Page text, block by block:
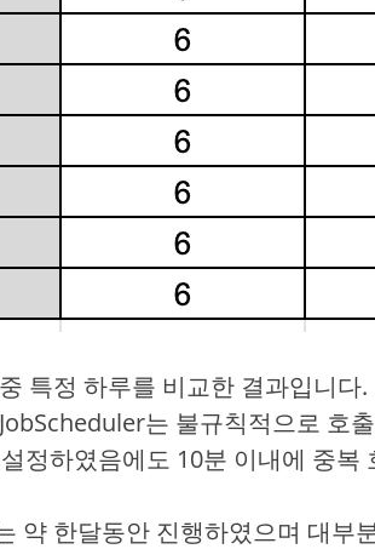
특정 하루를 비교한 결과입니
는 불규칙적으로 호
정하였음에도 10분 이내에 중
약 한달동안 진행하였으며 대부